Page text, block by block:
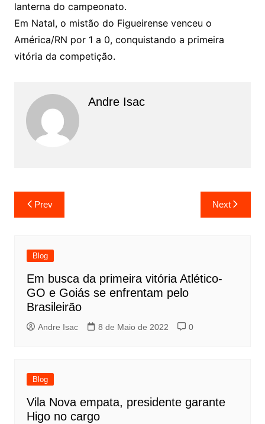
lanterna do campeonato.
Em Natal, o mistão do Figueirense venceu o
América/RN por 1 a 0, conquistando a primeira
vitória da competição.
Andre Isac
Prev Next
Blog
Em busca da primeira vitória Atlético-
GO e Goiás se enfrentam pelo
Brasileirão
Andre Isac 8 de Maio de 2022 0
Blog
Vila Nova empata, presidente garante
Higo no cargo